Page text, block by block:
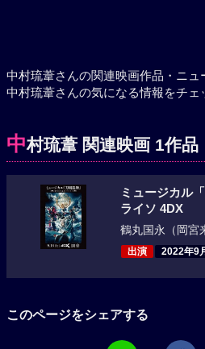
中村琉葦さんの関連映画作品・ニュ
中村琉葦さんの気になる情報をチェ
中村琉葦 関連映画 1作品
ミュージカル
ライソ 4DX
鶴丸国永（岡宮
出演 2022年9
このページをシェアする